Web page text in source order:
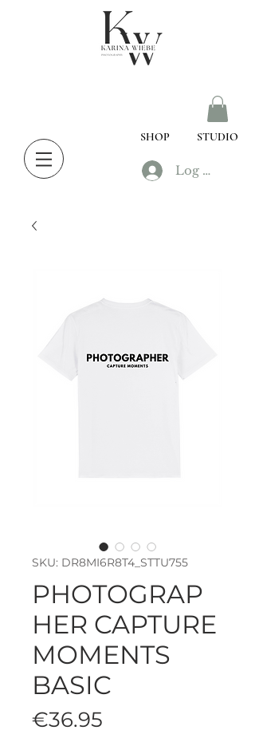
SHOP STUDIO
Log In
SKU: DR8MI6R8T4_STTU755
PHOTOGRAP
HER CAPTURE
MOMENTS
BASIC
€36.95